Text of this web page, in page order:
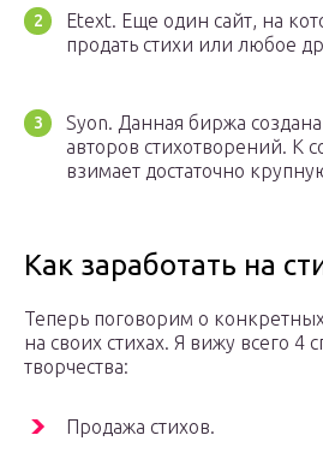
Etext. Еще один сайт, на
продать стихи или любое
Syon. Данная биржа
авторов стихотворений. К
взимает достаточно
Как заработать на
Теперь поговорим о конкретных
на своих стихах. Я вижу всего 4
творчества:
Продажа стихов.